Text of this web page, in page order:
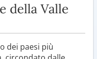
della Valle
dei paesi più